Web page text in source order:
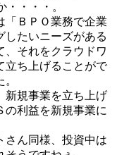
・・・。
「ＢＰＯ業務で企業
したいニーズがある
、それをクラウドワ
立ち上げることがで
新規事業を立ち上げ
の利益を新規事業に
さん同様、投資中は